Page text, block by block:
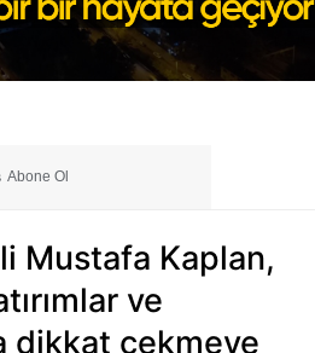
Abone Ol
Mustafa Kaplan,
ve
dikkat çekmeye